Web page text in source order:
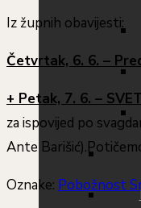
Iz župnih obavijesti:
Četvrtak, 6. 6. –
+ Petak, 7. 6. –
za ispovijed po
Ante
Oznake: Pobožnost